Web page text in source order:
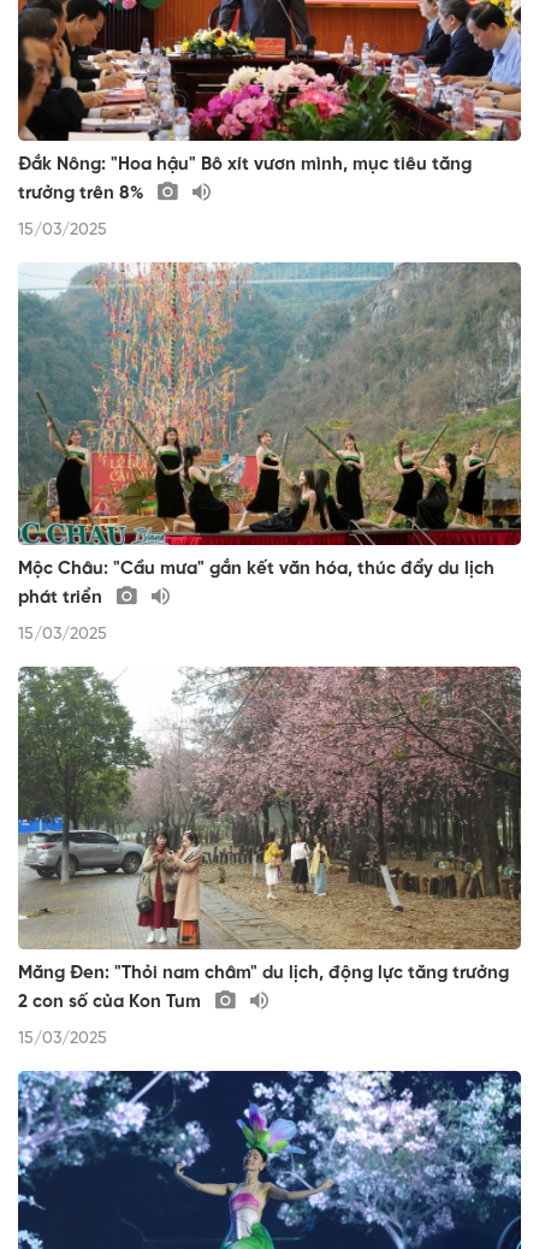
Đắk Nông: "Hoa hậu" Bô xít vươn mình, mục tiêu tăng
trưởng trên 8%
15/03/2025
Mộc Châu: "Cầu mưa" gắn kết văn hóa, thúc đẩy du lịch
phát triển
15/03/2025
Măng Đen: "Thỏi nam châm" du lịch, động lực tăng trưởng
2 con số của Kon Tum
15/03/2025